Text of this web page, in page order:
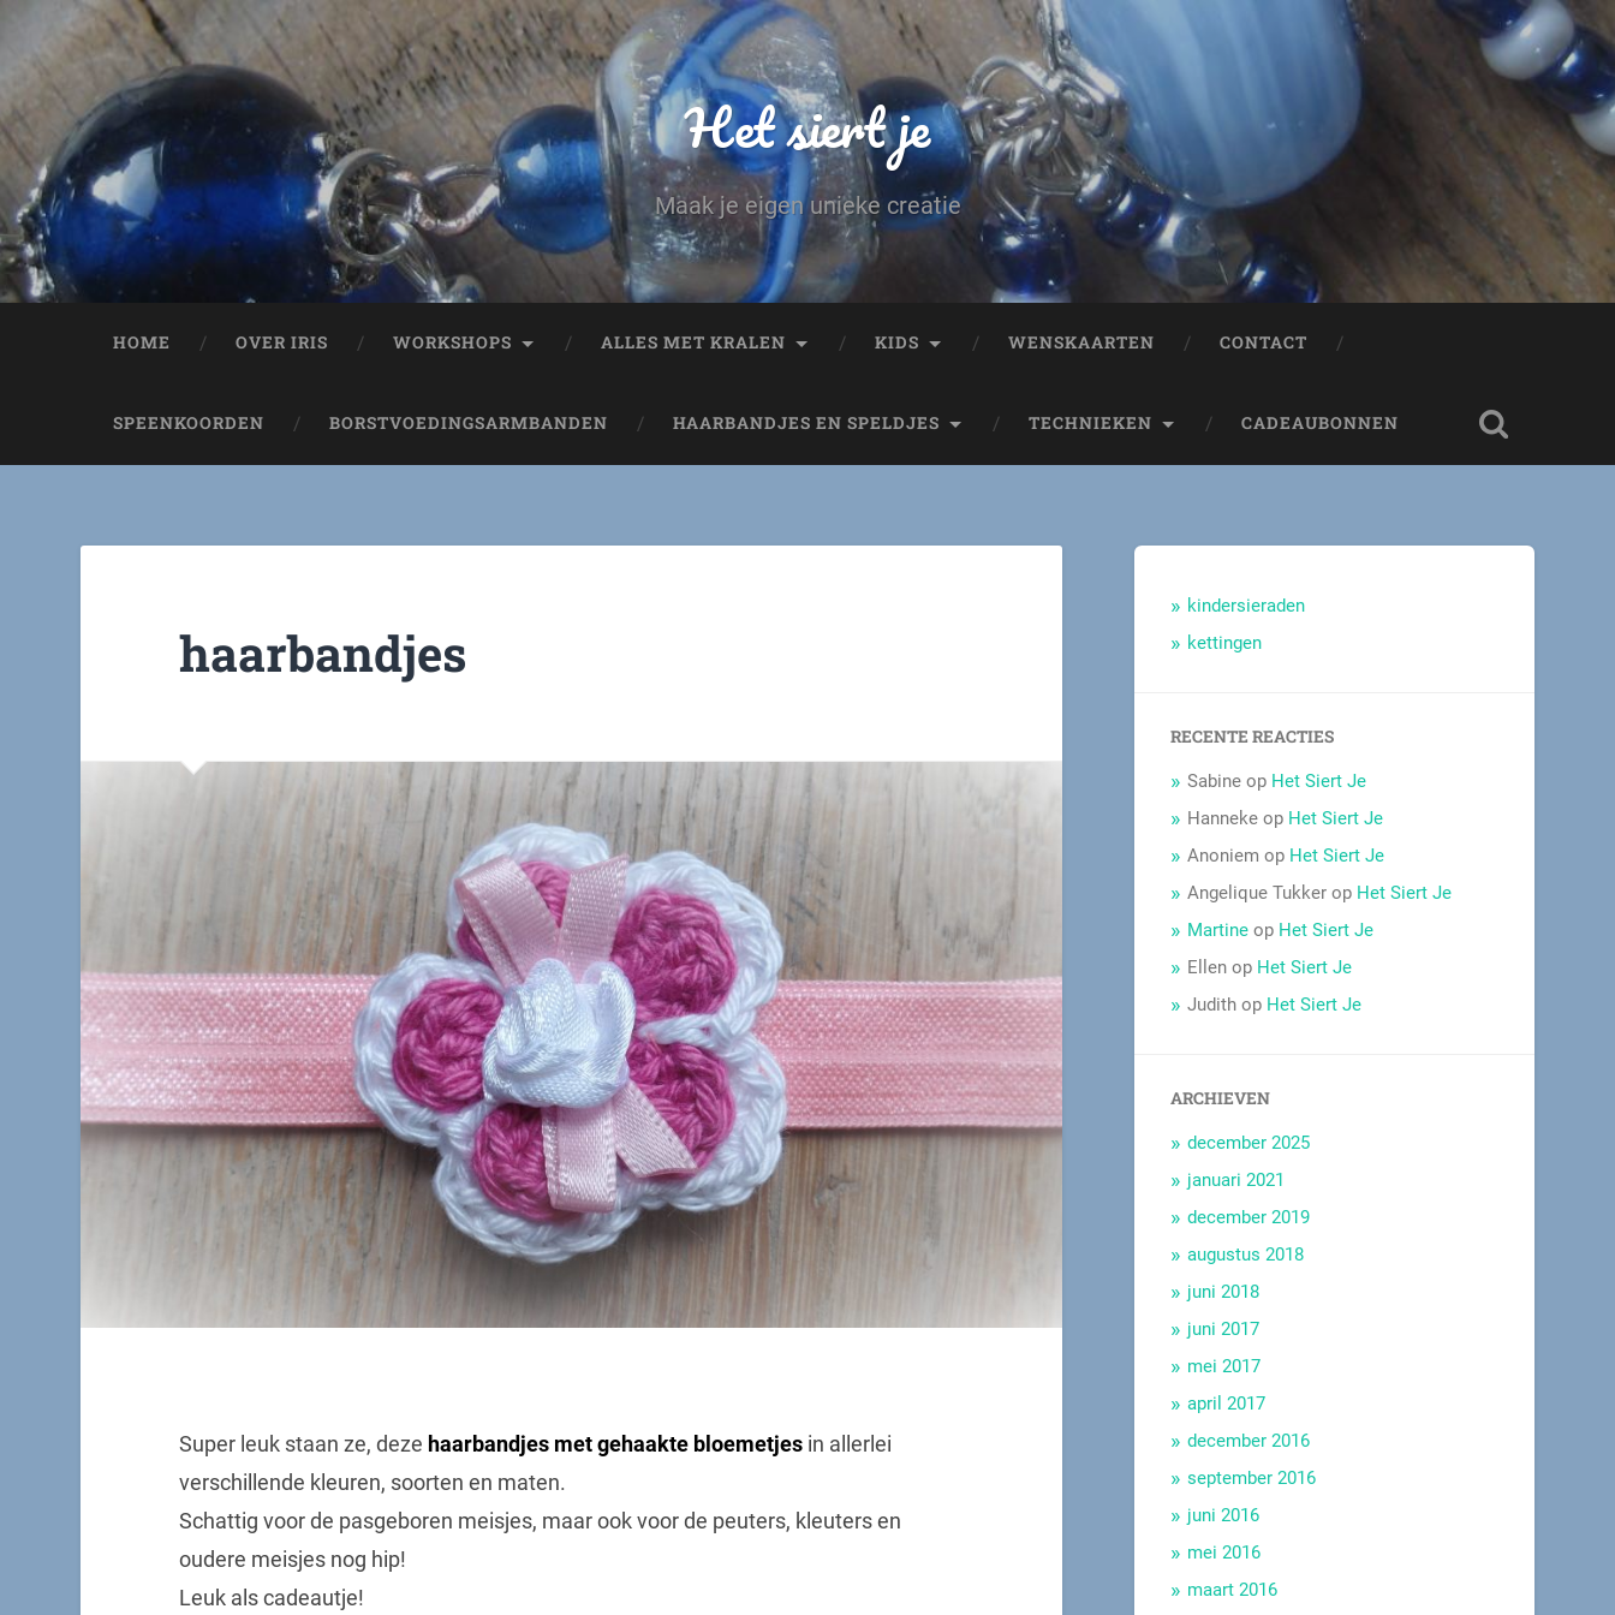
Het siert je
Maak je eigen unieke creatie
HOME OVER IRIS WORKSHOPS ALLES MET KRALEN KIDS WENSKAARTEN CONTACT
SPEENKOORDEN BORSTVOEDINGSARMBANDEN HAARBANDJES EN SPELDJES TECHNIEKEN CADEAUBONNEN
haarbandjes
Super leuk staan ze, deze haarbandjes met gehaakte bloemetjesin allerlei
verschillende kleuren, soorten en maten.
Schattig voor de pasgeboren meisjes, maar ook voor de peuters, kleuters en
oudere meisjes nog hip!
Leuk als cadeautje!
kindersieraden
kettingen
RECENTE REACTIES
Sabine op Het Siert Je
Hanneke op Het Siert Je
Anoniem op Het Siert Je
Angelique Tukker op Het Siert Je
Martine op Het Siert Je
Ellen op Het Siert Je
Judith op Het Siert Je
ARCHIEVEN
december 2025
januari 2021
december 2019
augustus 2018
juni 2018
juni 2017
mei 2017
april 2017
december 2016
september 2016
juni 2016
mei 2016
maart 2016